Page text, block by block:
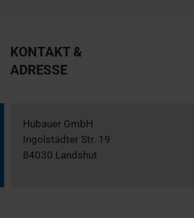
KONTAKT &
ADRESSE
Hubauer GmbH
Ingolstädter Str. 19
84030 Landshut